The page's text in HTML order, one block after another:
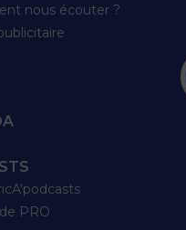
nous écouter ?
PRO